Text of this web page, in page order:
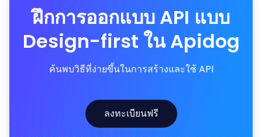
ฝึกการออกแบบ API แบบ
Design-first ใน Apidog
ค้นพบวิธีที่ง่ายขึ้นในการสร้างและใช้ API
ลงทะเบียนฟรี